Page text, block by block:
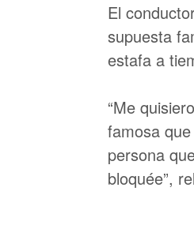
El
supuesta
estafa a
“Me
famosa
persona
bloquée”,